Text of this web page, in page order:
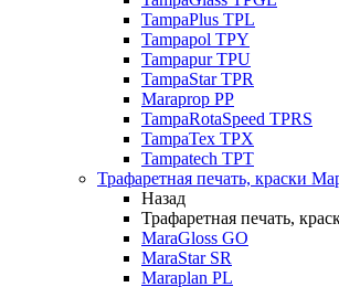
TampaPlus TPL
Tampapol TPY
Tampapur TPU
TampaStar TPR
Maraprop PP
TampaRotaSpeed TPRS
TampaTex TPX
Tampatech TPT
Трафаретная печать, краски
Назад
Трафаретная печать,
MaraGloss GO
MaraStar SR
Maraplan PL